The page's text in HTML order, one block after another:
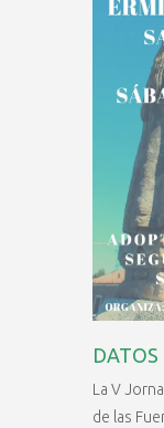
DATOS
La V
de las